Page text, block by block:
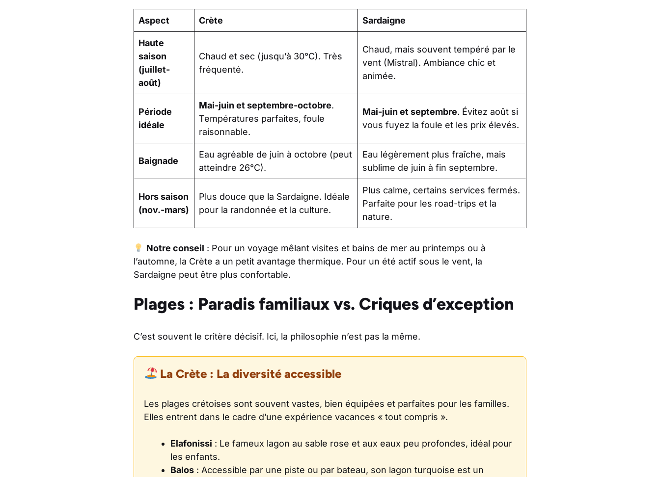
Aspect Crète Sardaigne
Haute
saison
(juillet-
août)
Chaud et sec (jusqu’à 30°C). Très
fréquenté.
Chaud, mais souvent tempéré par le
vent (Mistral). Ambiance chic et
animée.
Période
idéale
Mai-juin et septembre-octobre.
Températures parfaites, foule
raisonnable.
Mai-juin et septembre. Évitez août si
vous fuyez la foule et les prix élevés.
Baignade
Eau agréable de juin à octobre (peut
atteindre 26°C).
Eau légèrement plus fraîche, mais
sublime de juin à fin septembre.
Hors saison
(nov.-mars)
Plus douce que la Sardaigne. Idéale
pour la randonnée et la culture.
Plus calme, certains services fermés.
Parfaite pour les road-trips et la
nature.
Notre conseil : Pour un voyage mêlant visites et bains de mer au printemps ou à
l’automne, la Crète a un petit avantage thermique. Pour un été actif sous le vent, la
Sardaigne peut être plus confortable.
Plages : Paradis familiaux vs. Criques d’exception
C’est souvent le critère décisif. Ici, la philosophie n’est pas la même.
La Crète : La diversité accessible
Les plages crétoises sont souvent vastes, bien équipées et parfaites pour les familles.
Elles entrent dans le cadre d’une expérience vacances « tout compris ».
Elafonissi : Le fameux lagon au sable rose et aux eaux peu profondes, idéal pour
les enfants.
Balos : Accessible par une piste ou par bateau, son lagon turquoise est un